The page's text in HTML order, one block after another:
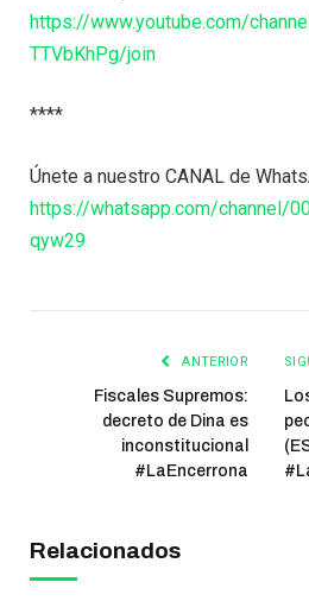
https://www.youtube.com/
TTVbKhPg/join
****
Únete a nuestro CANAL de
https://whatsapp.com/channel/
qyw29
ANTERIOR
Fiscales Supremos:
decreto de Dina es
inconstitucional
#LaEncerrona
Relacionados